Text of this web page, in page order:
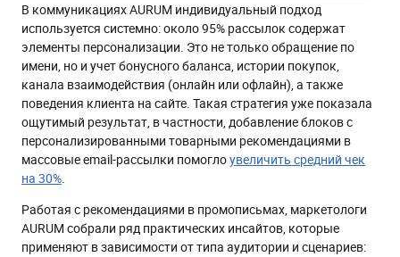
В коммуникациях AURUM индивидуальный подход
используется системно: около 95% рассылок содержат
элементы персонализации. Это не только обращение по
имени, но и учет бонусного баланса, истории покупок,
канала взаимодействия (онлайн или офлайн), а также
поведения клиента на сайте. Такая стратегия уже показала
ощутимый результат, в частности, добавление блоков с
персонализированными товарными рекомендациями в
массовые email-рассылки помоглоувеличить средний чек
на 30%.
Работая с рекомендациями в промописьмах, маркетологи
AURUM собрали ряд практических инсайтов, которые
применяют в зависимости от типа аудитории и сценариев: